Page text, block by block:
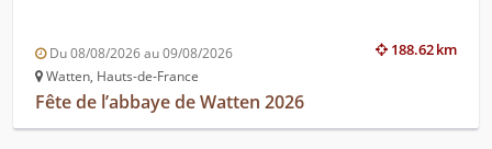
188.62 km
Du 08/08/2026 au 09/08/2026
Watten, Hauts-de-France
Fête de l’abbaye de Watten 2026